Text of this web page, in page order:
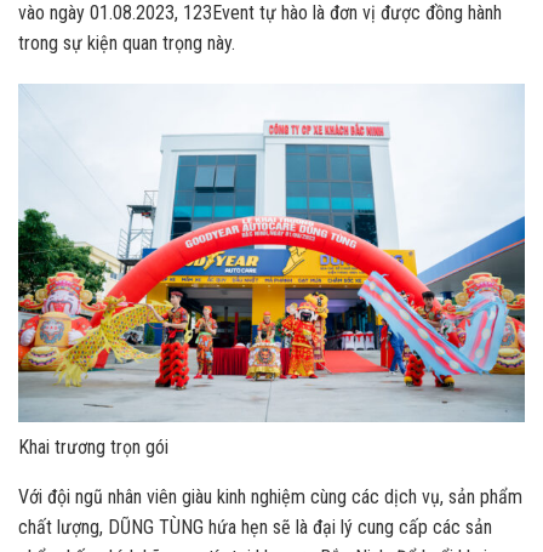
vào ngày 01.08.2023, 123Event tự hào là đơn vị được đồng hành
trong sự kiện quan trọng này.
Khai trương trọn gói
Với đội ngũ nhân viên giàu kinh nghiệm cùng các dịch vụ, sản phẩm
chất lượng, DŨNG TÙNG hứa hẹn sẽ là đại lý cung cấp các sản